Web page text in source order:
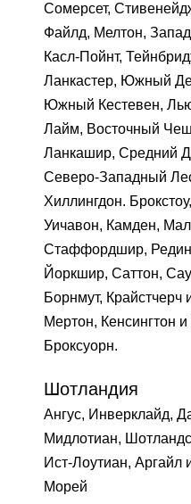
Сомерсет,
Файлд, Мелтон,
Касл-Пойнт,
Ланкастер, Южный
Южный Кестевен,
Лайм, Восточный
Ланкашир, Средний
Северо-Западный
Хиллингдон.
Уичавон, Камден,
Стаффордшир,
Йоркшир, Саттон,
Борнмут, Крайстчерч
Мертон, Кенсингтон
Броксуорн.
Шотландия
Ангус, Инверклайд,
Мидлотиан,
Ист-Лоутиан, Аргайл
Морей